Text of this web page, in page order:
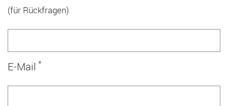
(für Rückfragen)
E-Mail *